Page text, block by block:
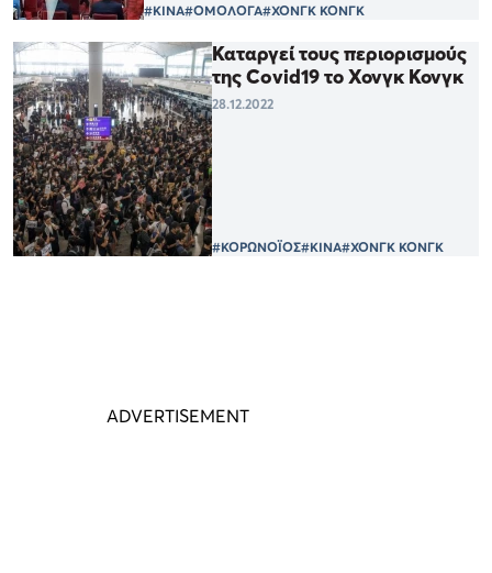
#ΚΙΝΑ#ΟΜΟΛΟΓΑ#ΧΟΝΓΚ ΚΟΝΓΚ
Καταργεί τους περιορισμούς
της Covid19 το Χονγκ Κονγκ
28.12.2022
#ΚΟΡΩΝΟΪΟΣ#ΚΙΝΑ#ΧΟΝΓΚ ΚΟΝΓΚ